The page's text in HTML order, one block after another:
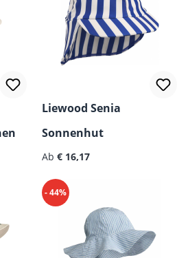
von 5 von 5 Sternen
Liewood Senia
Sonnenhut
Regulärer Preis:
Ab € 16,17
- 44%